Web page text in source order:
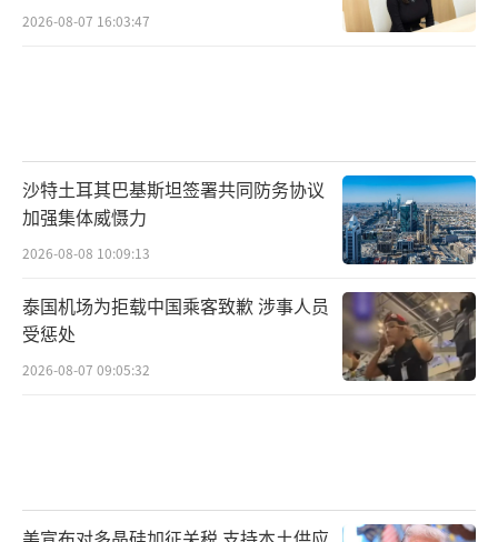
2026-08-07 16:03:47
沙特土耳其巴基斯坦签署共同防务协议
加强集体威慑力
2026-08-08 10:09:13
泰国机场为拒载中国乘客致歉 涉事人员
受惩处
2026-08-07 09:05:32